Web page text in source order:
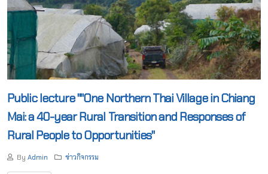
Public lecture ""One Northern Thai Village in Chiang
Mai: a 40-year Rural Transition and Responses of
Rural People to Opportunities"
By Admin ข่าวกิจกรรม